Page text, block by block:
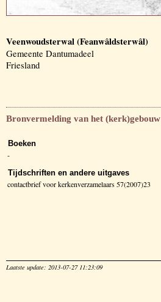
Veenwoudsterwal (Feanwâldsterwâl)
Gemeente Dantumadeel
Friesland
Bronvermelding van het (kerk)gebouw
Boeken
-
Tijdschriften en andere uitgaves
contactbrief voor kerkenverzamelaars 57(2007)23
Laatste update: 2013-07-27 11:23:09